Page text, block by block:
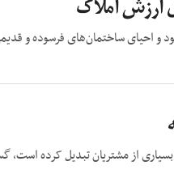
ارزش املاک
و احیای ساختمان‌های فرسوده و
بسیاری از مشتریان تبدیل کرده